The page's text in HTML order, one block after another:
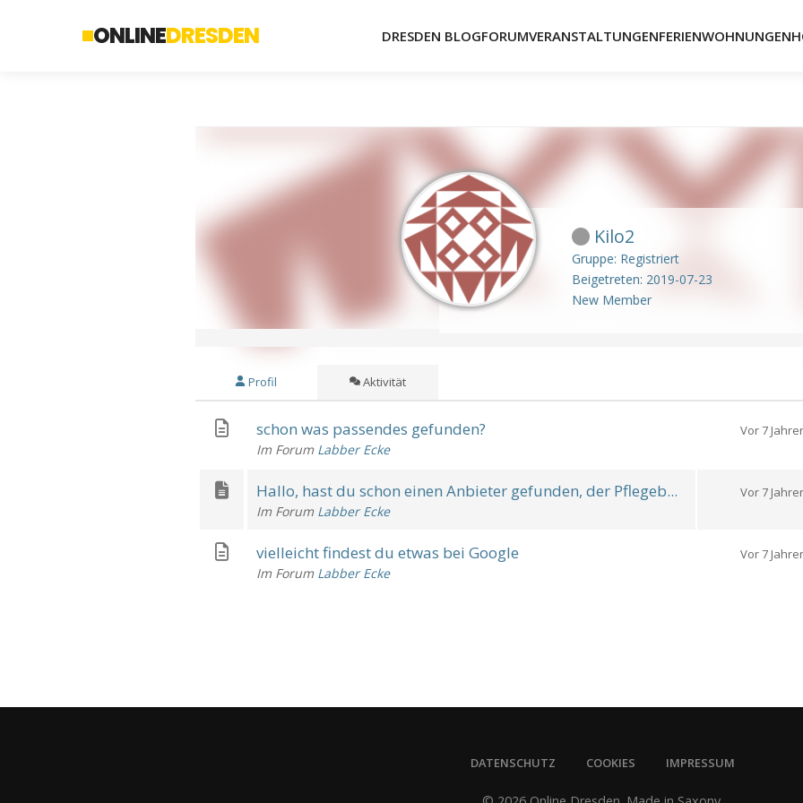
ONLINEDRESDEN DRESDEN BLOGFORUMVERANSTALTUNGENFERIENWOHNUNGEN
Kilo2
Gruppe: Registriert
Beigetreten: 2019-07-23
New Member
Profil Aktivität
schon was passendes gefunden?
Im Forum Labber Ecke
Vor 7
Hallo, hast du schon einen Anbieter gefunden, der Pflegeb...
Im Forum Labber Ecke
Vor 7
vielleicht findest du etwas bei Google
Im Forum Labber Ecke
Vor 7
DATENSCHUTZ COOKIES IMPRESSUM